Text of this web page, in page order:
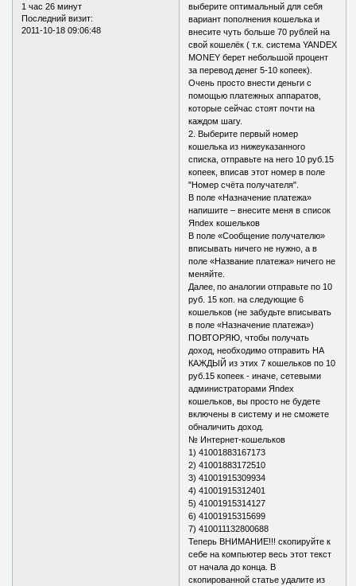
1 час 26 минут
Последний визит:
2011-10-18 09:06:48
выберите оптимальный для себя
вариант пополнения кошелька и
внесите чуть больше 70 рублей на
свой кошелёк ( т.к. система YANDEX
MONEY берет небольшой процент
за перевод денег 5-10 копеек).
Очень просто внести деньги с
помощью платежных аппаратов‚
которые сейчас стоят почти на
каждом шагу.
2. Выберите первый номер
кошелька из нижеуказанного
списка, отправьте на него 10 руб.15
копеек, вписав этот номер в поле
"Номер счёта получателя".
В поле «Назначение платежа»
напишите – внесите меня в список
Яndex кошельков
В поле «Сообщение получателю»
вписывать ничего не нужно, а в
поле «Название платежа» ничего не
меняйте.
Далее‚ по аналогии отправьте по 10
руб. 15 коп. на следующие 6
кошельков (не забудьте вписывать
в поле «Назначение платежа»)
ПОВТОРЯЮ, чтобы получать
доход, необходимо отправить НА
КАЖДЫЙ из этих 7 кошельков по 10
руб.15 копеек - иначе, сетевыми
администраторами Яndex
кошельков, вы просто не будете
включены в систему и не сможете
обналичить доход.
№ Интернет-кошельков
1) 41001883167173
2) 41001883172510
3) 41001915309934
4) 41001915312401
5) 41001915314127
6) 41001915315699
7) 410011132800688
Теперь ВНИМАНИЕ!!! скопируйте к
себе на компьютер весь этот текст
от начала до конца. В
скопированной статье удалите из